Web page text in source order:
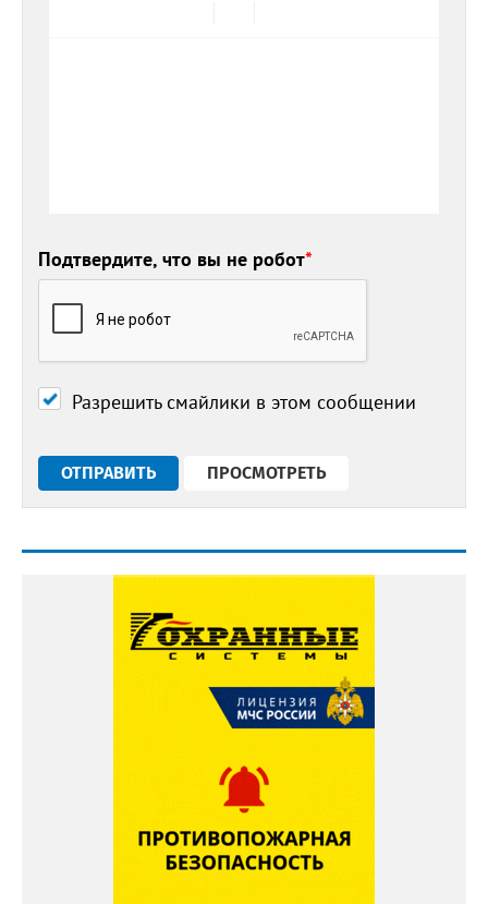
Подтвердите, что вы не робот*
Разрешить смайлики в этом сообщении